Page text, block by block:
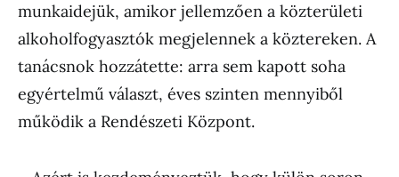
munkaidejük, amikor jellemzően a közterületi
alkoholfogyasztók megjelennek a köztereken. A
tanácsnok hozzátette: arra sem kapott soha
egyértelmű választ, éves szinten mennyiből
működik a Rendészeti Központ.